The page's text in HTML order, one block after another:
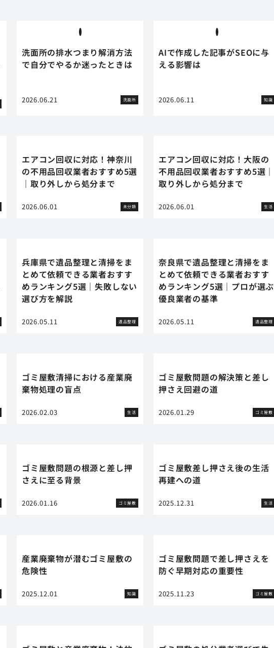
洗面所の排水つまり解消方法
で自分でやるか迷ったときは
2026.06.21 洗面所
AIで作成した記事がSEOに与
える影響は
2026.06.11 知識
エアコン回収に対応！神奈川
の不用品回収業者おすすめ5選
｜取り外しから処分まで
2026.06.01 未分類
エアコン回収に対応！大阪の
不用品回収業者おすすめ5選｜
取り外しから処分まで
2026.06.01 生活
兵庫県で遺品整理と清掃をま
とめて依頼できる業者おすす
めランキング5選｜失敗しない
選び方を解説
2026.05.11 遺品整理
奈良県で遺品整理と清掃をま
とめて依頼できる業者おすす
めランキング5選｜プロが選ぶ
優良業者の基準
2026.05.11 遺品整理
ゴミ屋敷清掃における産業廃
棄物処理の盲点
2026.02.03 生活
ゴミ屋敷問題の解決策と差し
押さえ回避の道
2026.01.29 ゴミ屋敷
ゴミ屋敷問題の根源と差し押
さえに至る背景
2026.01.16 ゴミ屋敷
ゴミ屋敷差し押さえ後の生活
再建への道
2025.12.31 生活
産業廃棄物が潜むゴミ屋敷の
危険性
2025.12.01 知識
ゴミ屋敷問題で差し押さえを
防ぐ早期対応の重要性
2025.11.23 ゴミ屋敷